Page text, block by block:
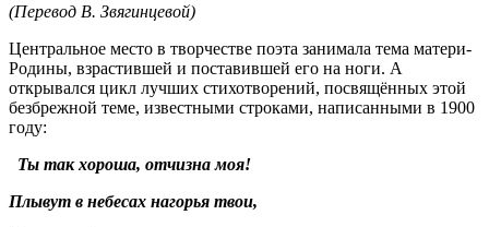
(Перевод В. Звягинцевой)
Центральное место в творчестве поэта занимала тема матери-
Родины, взрастившей и поставившей его на ноги. А
открывался цикл лучших стихотворений, посвящённых этой
безбрежной теме, известными строками, написанными в 1900
году:
Ты так хороша, отчизна моя!
Плывут в небесах нагорья твои,